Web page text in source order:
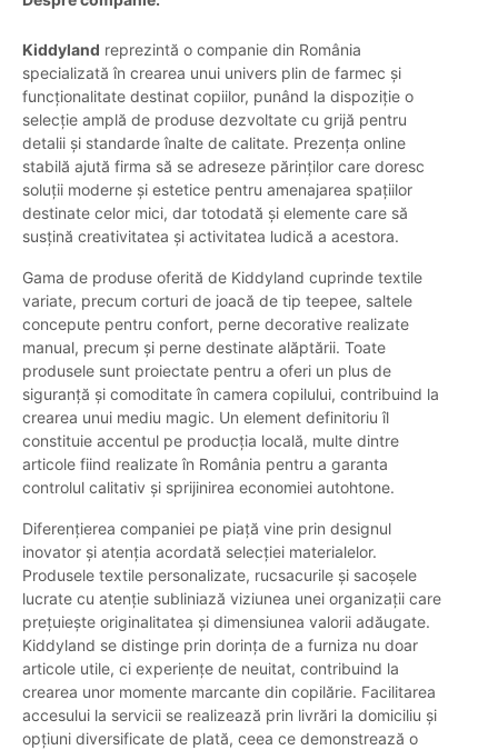
Kiddyland reprezintă o companie din România
specializată în crearea unui univers plin de farmec și
funcționalitate destinat copiilor, punând la dispoziție o
selecție amplă de produse dezvoltate cu grijă pentru
detalii și standarde înalte de calitate. Prezența online
stabilă ajută firma să se adreseze părinților care doresc
soluții moderne și estetice pentru amenajarea spațiilor
destinate celor mici, dar totodată și elemente care să
susțină creativitatea și activitatea ludică a acestora.
Gama de produse oferită de Kiddyland cuprinde textile
variate, precum corturi de joacă de tip teepee, saltele
concepute pentru confort, perne decorative realizate
manual, precum și perne destinate alăptării. Toate
produsele sunt proiectate pentru a oferi un plus de
siguranță și comoditate în camera copilului, contribuind la
crearea unui mediu magic. Un element definitoriu îl
constituie accentul pe producția locală, multe dintre
articole fiind realizate în România pentru a garanta
controlul calitativ și sprijinirea economiei autohtone.
Diferențierea companiei pe piață vine prin designul
inovator și atenția acordată selecției materialelor.
Produsele textile personalizate, rucsacurile și sacoșele
lucrate cu atenție subliniază viziunea unei organizații care
prețuiește originalitatea și dimensiunea valorii adăugate.
Kiddyland se distinge prin dorința de a furniza nu doar
articole utile, ci experiențe de neuitat, contribuind la
crearea unor momente marcante din copilărie. Facilitarea
accesului la servicii se realizează prin livrări la domiciliu și
opțiuni diversificate de plată, ceea ce demonstrează o